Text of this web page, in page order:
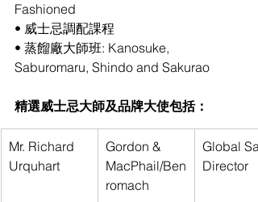
Fashioned
• 威士忌調配課程
• 蒸餾廠大師班: Kanosuke,
Saburomaru, Shindo and Sakurao
精選威士忌大師及品牌大使包括：
Mr. Richard
Urquhart
Gordon &
MacPhail/Ben
romach
Global
Director